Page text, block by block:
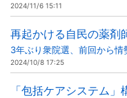
2024/11/6 15:11
再起かける自民の薬剤
3年ぶり衆院選、前回から情
2024/10/8 17:25
「包括ケアシステム